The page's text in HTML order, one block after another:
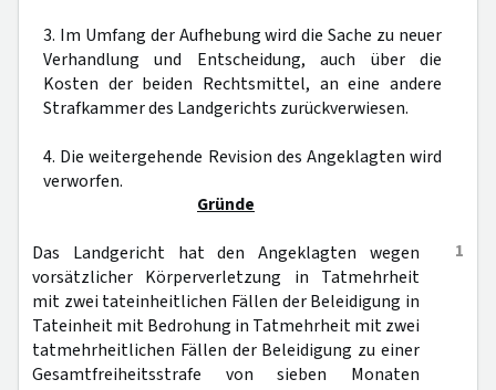
3. Im Umfang der Aufhebung wird die Sache zu neuer
Verhandlung und Entscheidung, auch über die
Kosten der beiden Rechtsmittel, an eine andere
Strafkammer des Landgerichts zurückverwiesen.
4. Die weitergehende Revision des Angeklagten wird
verworfen.
Gründe
1
Das Landgericht hat den Angeklagten wegen
vorsätzlicher Körperverletzung in Tatmehrheit
mit zwei tateinheitlichen Fällen der Beleidigung in
Tateinheit mit Bedrohung in Tatmehrheit mit zwei
tatmehrheitlichen Fällen der Beleidigung zu einer
Gesamtfreiheitsstrafe von sieben Monaten